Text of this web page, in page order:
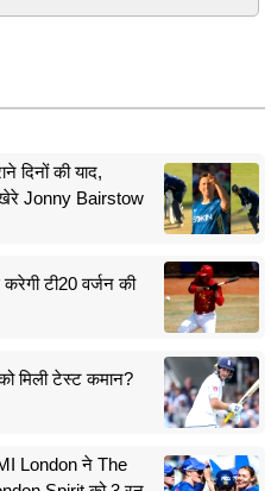
दिनों की याद,
Jonny Bairstow
टी20 वर्जन की
मिली टेस्ट कमान?
London ने The